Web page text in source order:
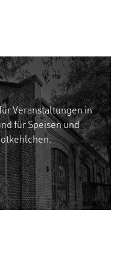
Veranstaltungen in
für Speisen und